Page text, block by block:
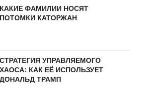
КАКИЕ ФАМИЛИИ НОСЯТ
ПОТОМКИ КАТОРЖАН
СТРАТЕГИЯ УПРАВЛЯЕМОГО
ХАОСА: КАК ЕЁ ИСПОЛЬЗУЕТ
ДОНАЛЬД ТРАМП